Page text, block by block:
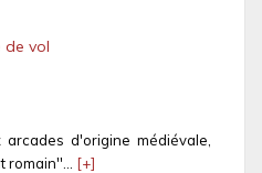
de vol
d'origine médiévale,
romain''... [+]